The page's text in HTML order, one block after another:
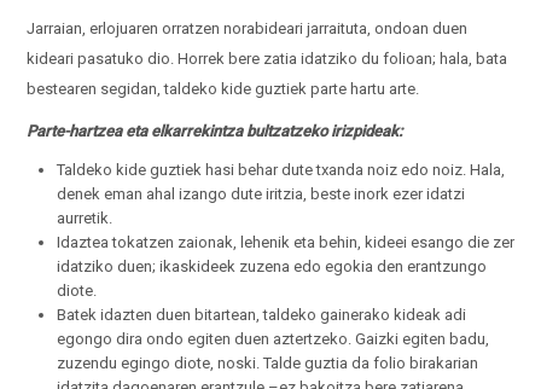
Bilatu
Bidali
Jarraian, erlojuaren orratzen norabideari jarraituta, ondoan duen
kideari pasatuko dio. Horrek bere zatia idatziko du folioan; hala, bata
bestearen segidan, taldeko kide guztiek parte hartu arte.
Parte-hartzea eta elkarrekintza bultzatzeko irizpideak:
Taldeko kide guztiek hasi behar dute txanda noiz edo noiz. Hala,
denek eman ahal izango dute iritzia, beste inork ezer idatzi
aurretik.
Idaztea tokatzen zaionak, lehenik eta behin, kideei esango die zer
idatziko duen; ikaskideek zuzena edo egokia den erantzungo
diote.
Batek idazten duen bitartean, taldeko gainerako kideak adi
egongo dira ondo egiten duen aztertzeko. Gaizki egiten badu,
zuzendu egingo diote, noski. Talde guztia da folio birakarian